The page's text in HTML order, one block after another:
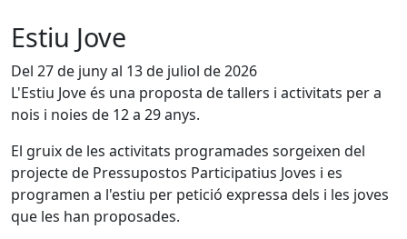
Estiu Jove
Del 27 de juny al 13 de juliol de 2026
L'Estiu Jove és una proposta de tallers i activitats per a
nois i noies de 12 a 29 anys.
El gruix de les activitats programades sorgeixen del
projecte de Pressupostos Participatius Joves i es
programen a l'estiu per petició expressa dels i les joves
que les han proposades.